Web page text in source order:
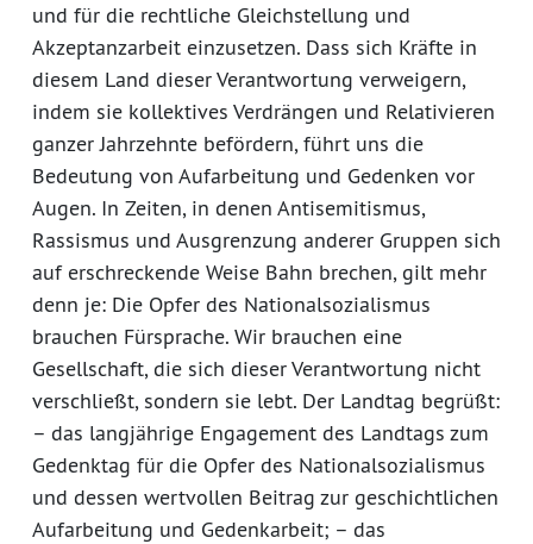
und für die rechtliche Gleichstellung und
Akzeptanzarbeit einzusetzen. Dass sich Kräfte in
diesem Land dieser Verantwortung verweigern,
indem sie kollektives Verdrängen und Relativieren
ganzer Jahrzehnte befördern, führt uns die
Bedeutung von Aufarbeitung und Gedenken vor
Augen. In Zeiten, in denen Antisemitismus,
Rassismus und Ausgrenzung anderer Gruppen sich
auf erschreckende Weise Bahn brechen, gilt mehr
denn je: Die Opfer des Nationalsozialismus
brauchen Fürsprache. Wir brauchen eine
Gesellschaft, die sich dieser Verantwortung nicht
verschließt, sondern sie lebt. Der Landtag begrüßt:
– das langjährige Engagement des Landtags zum
Gedenktag für die Opfer des Nationalsozialismus
und dessen wertvollen Beitrag zur geschichtlichen
Aufarbeitung und Gedenkarbeit; – das